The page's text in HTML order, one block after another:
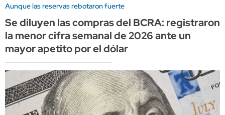
Aunque las reservas rebotaron fuerte
Se diluyen las compras del BCRA: registraron
la menor cifra semanal de 2026 ante un
mayor apetito por el dólar